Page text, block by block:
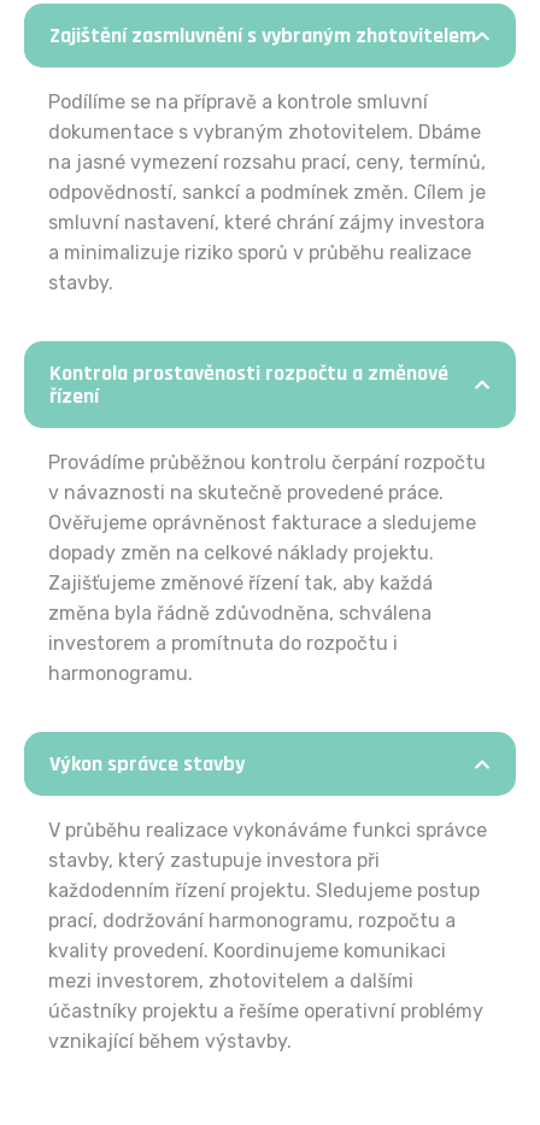
Zajištění zasmluvnění s vybraným zhotovitelem
Podílíme se na přípravě a kontrole smluvní
dokumentace s vybraným zhotovitelem. Dbáme
na jasné vymezení rozsahu prací, ceny, termínů,
odpovědností, sankcí a podmínek změn. Cílem je
smluvní nastavení, které chrání zájmy investora
a minimalizuje riziko sporů v průběhu realizace
stavby.
Kontrola prostavěnosti rozpočtu a změnové
řízení
Provádíme průběžnou kontrolu čerpání rozpočtu
v návaznosti na skutečně provedené práce.
Ověřujeme oprávněnost fakturace a sledujeme
dopady změn na celkové náklady projektu.
Zajišťujeme změnové řízení tak, aby každá
změna byla řádně zdůvodněna, schválena
investorem a promítnuta do rozpočtu i
harmonogramu.
Výkon správce stavby
V průběhu realizace vykonáváme funkci správce
stavby, který zastupuje investora při
každodenním řízení projektu. Sledujeme postup
prací, dodržování harmonogramu, rozpočtu a
kvality provedení. Koordinujeme komunikaci
mezi investorem, zhotovitelem a dalšími
účastníky projektu a řešíme operativní problémy
vznikající během výstavby.